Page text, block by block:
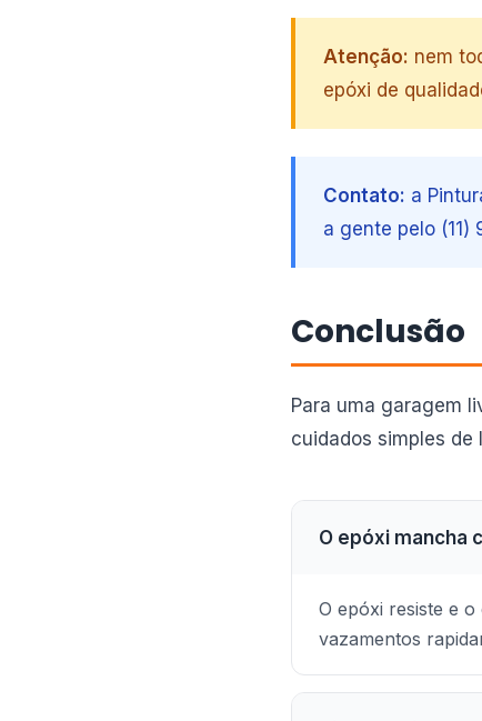
Atenção: nem
epóxi de
Contato: a
a gente pelo (11)
Conclusão
Para uma garagem
cuidados simples de
O epóxi mancha
O epóxi resiste e
vazamentos